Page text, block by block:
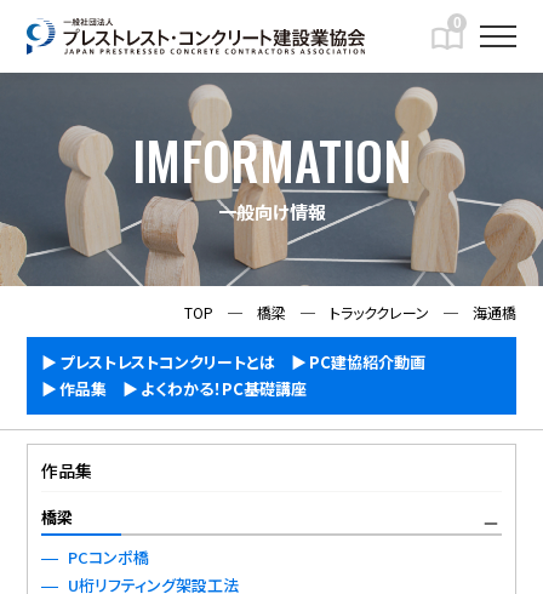
0
IMFORMATION
一般向け情報
TOP ─ 橋梁 ─ トラッククレーン ─ 海通橋
プレストレストコンクリートとは
PC建協紹介動画
作品集
よくわかる！PC基礎講座
作品集
橋梁
PCコンポ橋
U桁リフティング架設工法